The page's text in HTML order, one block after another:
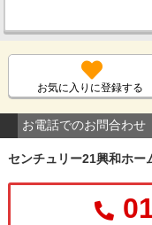
お気に入りに登録する
お電話でのお問合わせ
センチュリー21興和ホー